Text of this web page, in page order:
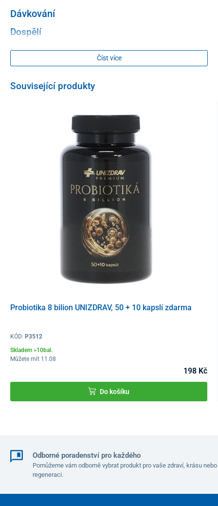
Dávkování
Dospělí
0,1 až 0,4 litrů ráno na prázdný žaludek nebo večer před
spaním. Užívání před spaním nezpůsobuje nežádoucí
následuje až následující ráno.
plná polévková lžíce po jedné až dvou hodinách.
Obsah balení
Číst více
Související produkty
Probiotika 8 bilion UNIZDRAV, 50 + 10 kapslí zdarma
KÓD: P3512
Skladem >10bal.
Můžete mít 11.08
198 Kč
Do košíku
Odborné poradenství pro každého
Pomůžeme vám odborně vybrat produkt pro vaše zdraví, krásu nebo
regeneraci.